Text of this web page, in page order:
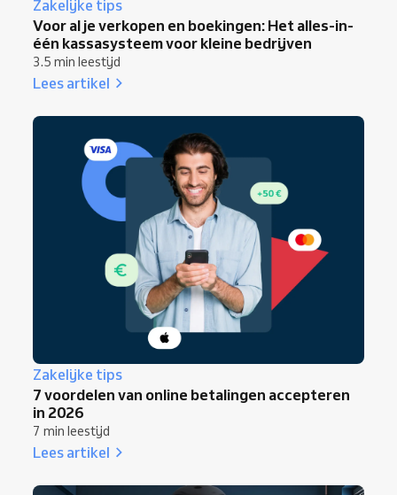
Zakelijke tips
Voor al je verkopen en boekingen: Het alles-in-
één kassasysteem voor kleine bedrijven
3.5 min leestijd
Lees artikel
Zakelijke tips
7 voordelen van online betalingen accepteren
in 2026
7 min leestijd
Lees artikel